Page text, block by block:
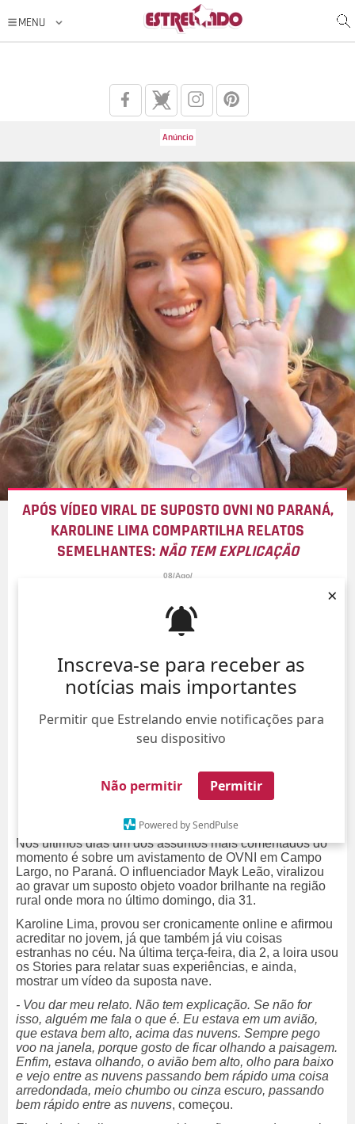
Inscreva-se para receber as
notícias mais importantes
Permitir que Estrelando envie notificações para
seu dispositivo
Não permitir Permitir
Powered by SendPulse
×
APÓS VÍDEO VIRAL DE SUPOSTO OVNI NO PARANÁ,
KAROLINE LIMA COMPARTILHA RELATOS
SEMELHANTES:NÃO TEM EXPLICAÇÃO
08/Ago/
Nos últimos dias um dos assuntos mais comentados do
momento é sobre um avistamento de OVNI em Campo
Largo, no Paraná. O influenciador Mayk Leão, viralizou
ao gravar um suposto objeto voador brilhante na região
rural onde mora no último domingo, dia 31.
Karoline Lima, provou ser cronicamente online e afirmou
acreditar no jovem, já que também já viu coisas
estranhas no céu. Na última terça-feira, dia 2, a loira usou
os Stories para relatar suas experiências, e ainda,
mostrar um vídeo da suposta nave.
- Vou dar meu relato. Não tem explicação. Se não for
isso, alguém me fala o que é. Eu estava em um avião,
que estava bem alto, acima das nuvens. Sempre pego
voo na janela, porque gosto de ficar olhando a paisagem.
Enfim, estava olhando, o avião bem alto, olho para baixo
e vejo entre as nuvens passando bem rápido uma coisa
arredondada, meio chumbo ou cinza escuro, passando
bem rápido entre as nuvens, começou.